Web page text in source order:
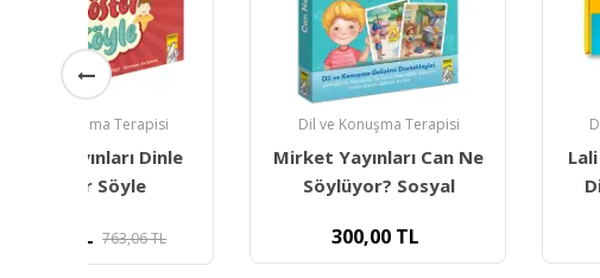
Dil ve Konuşma Terapisi
Mirket Yayınları Can Ne
Söylüyor? Sosyal
Dil ve Konuşma Terapisi
Lali Ekleri
Dil Ve Gelişim Serisi